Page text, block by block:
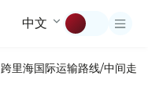
中文
跨里海国际运输路线/中间走廊